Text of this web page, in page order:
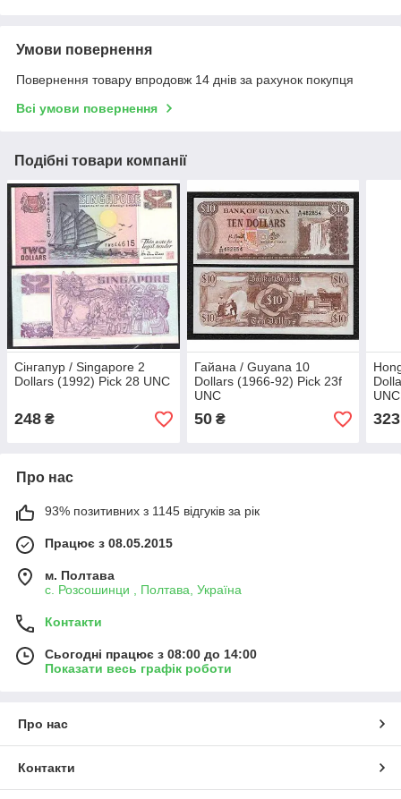
Умови повернення
Повернення товару впродовж 14 днів за рахунок покупця
Всі умови повернення
Подібні товари компанії
Сінгапур / Singapore 2
Dollars (1992) Pick 28 UNC
248 ₴
Гайана / Guyana 10
Dollars (1966-92) Pick 23f
UNC
50₴
UNC
323
Про нас
93% позитивних з 1145 відгуків за рік
Працює з 08.05.2015
м. Полтава
с. Розсошинци , Полтава, Україна
Контакти
Сьогодні працює з 08:00 до 14:00
Показати весь графік роботи
Про нас
Контакти